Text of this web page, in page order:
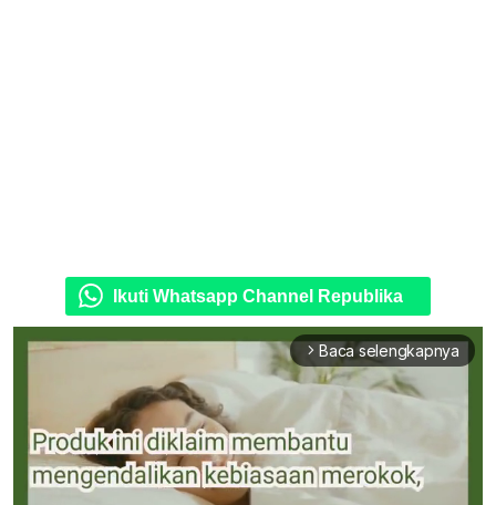
Ikuti Whatsapp Channel Republika
arrow_forward_ios Baca selengkapnya